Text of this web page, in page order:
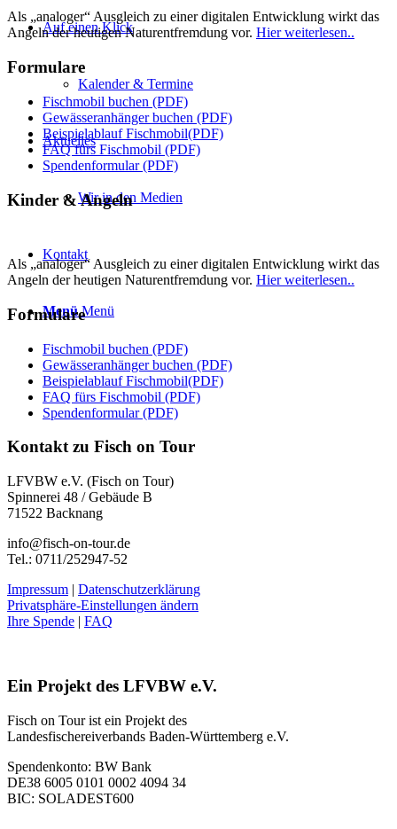
Auf einen Klick
Kalender & Termine
Aktuelles
Wir in den Medien
Kontakt
Menü Menü
Als „analoger“ Ausgleich zu einer digitalen Entwicklung wirkt das
Angeln der heutigen Naturentfremdung vor. Hier weiterlesen..
Formulare
Fischmobil buchen (PDF)
Gewässeranhänger buchen (PDF)
Beispielablauf Fischmobil(PDF)
FAQ fürs Fischmobil (PDF)
Spendenformular (PDF)
Kinder & Angeln
Als „analoger“ Ausgleich zu einer digitalen Entwicklung wirkt das
Angeln der heutigen Naturentfremdung vor. Hier weiterlesen..
Formulare
Fischmobil buchen (PDF)
Gewässeranhänger buchen (PDF)
Beispielablauf Fischmobil(PDF)
FAQ fürs Fischmobil (PDF)
Spendenformular (PDF)
Kontakt zu Fisch on Tour
LFVBW e.V. (Fisch on Tour)
Spinnerei 48 / Gebäude B
71522 Backnang
info@fisch-on-tour.de
Tel.: 0711/252947-52
Impressum | Datenschutzerklärung
Privatsphäre-Einstellungen ändern
Ihre Spende | FAQ
Ein Projekt des LFVBW e.V.
Fisch on Tour ist ein Projekt des
Landesfischereiverbands Baden-Württemberg e.V.
Spendenkonto: BW Bank
DE38 6005 0101 0002 4094 34
BIC: SOLADEST600